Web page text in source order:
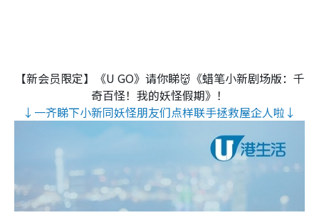
【新会员限定】《U GO》请你睇👹《蜡笔小新剧场版：千
奇百怪！我的妖怪假期》！
↓一齐睇下小新同妖怪朋友们点样联手拯救屋企人啦↓